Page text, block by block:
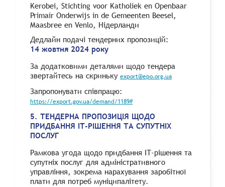
Kerobei, Stichting voor Katholiek en Openbaar
Primair Onderwijs in de Gemeenten Beesel,
Maasbree en Venlo, Нідерланди
Дедлайн подачі тендерних пропозицій:
14 жовтня 2024 року
За додатковими деталями щодо тендера
звертайтесь на скриньку export@epo.org.ua
Запропонувати співпрацю:
https://export.gov.ua/demand/1189#
5. ТЕНДЕРНА ПРОПОЗИЦІЯ ЩОДО
ПРИДБАННЯ ІТ-РІШЕННЯ ТА СУПУТНІХ
ПОСЛУГ
Рамкова угода щодо придбання ІТ-рішення та
супутніх послуг для адміністративного
управління, зокрема нарахування заробітної
плати для потреб муніципалітету.